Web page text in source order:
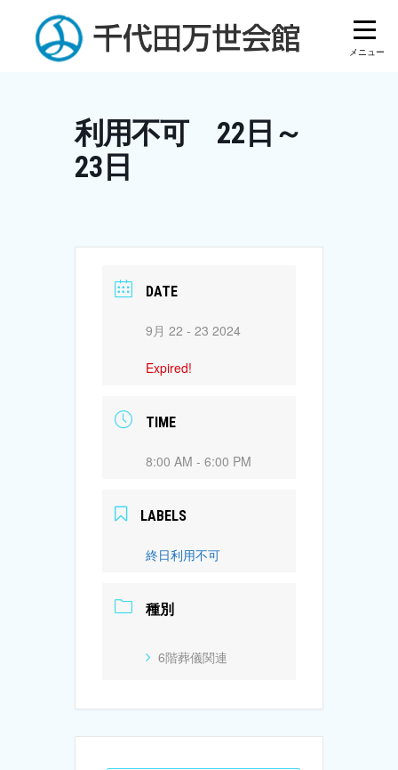
content
利用不可 22日～
23日
DATE
9月 22 - 23 2024
Expired!
TIME
8:00 AM - 6:00 PM
LABELS
終日利用不可
種別
6階葬儀関連